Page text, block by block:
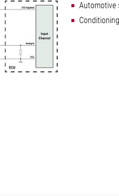
Automotive